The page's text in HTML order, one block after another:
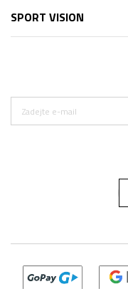
SPORT VISION